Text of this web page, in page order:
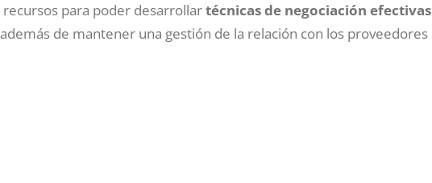
para poder desarrollartécnicas de negociación efectivas
de mantener una gestión de la relación con los proveedores